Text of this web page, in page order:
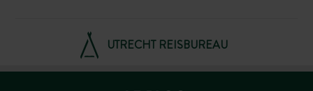
UTRECHT REISBUREAU